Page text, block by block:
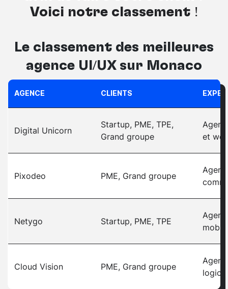
Voici notre classement !
Le classement des meilleures
agence UI/UX sur Monaco
AGENCE CLIENTS
Digital Unicorn
Startup, PME, TPE,
Grand groupe
et
Pixodeo PME, Grand groupe
Netygo Startup, PME, TPE
mobile
Cloud Vision PME, Grand groupe